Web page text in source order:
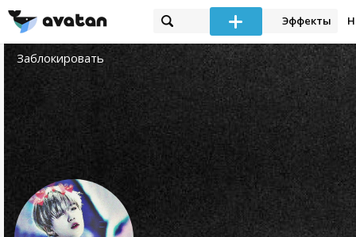
Эффекты
Заблокировать